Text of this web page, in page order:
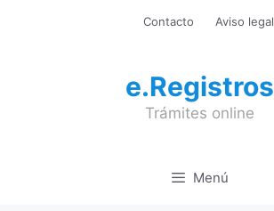
Contacto Aviso legal
e.Registros
Trámites online
Menú